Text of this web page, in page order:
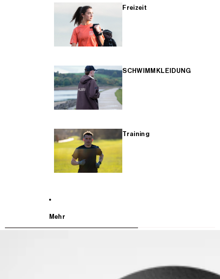
Freizeit
SCHWIMMKLEIDUNG
Training
Mehr
WEITER ZU DEN PRODUKTINFORMATIONEN